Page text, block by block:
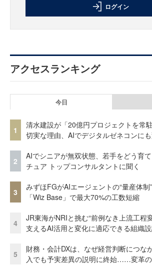
ログイン
アクセスランキング
今日
1
清水建設が「20億円プロジェクトを常
切実な理由、AIでデジタルゼネコンに
2
AIでシニアが無双状態、若手をどう育
チュア トップコンサルタントに聞く
3
みずほFGがAIエージェントの“量産体
「Wiz Base」で最大70%の工数短縮
4
JR東海がNRIと挑む“前例なき上流工
支えるAI活用と変化に適応できる組織
5
財務・会計DXは、なぜ経営判断につ
入でも予実差異の説明に終始……変革